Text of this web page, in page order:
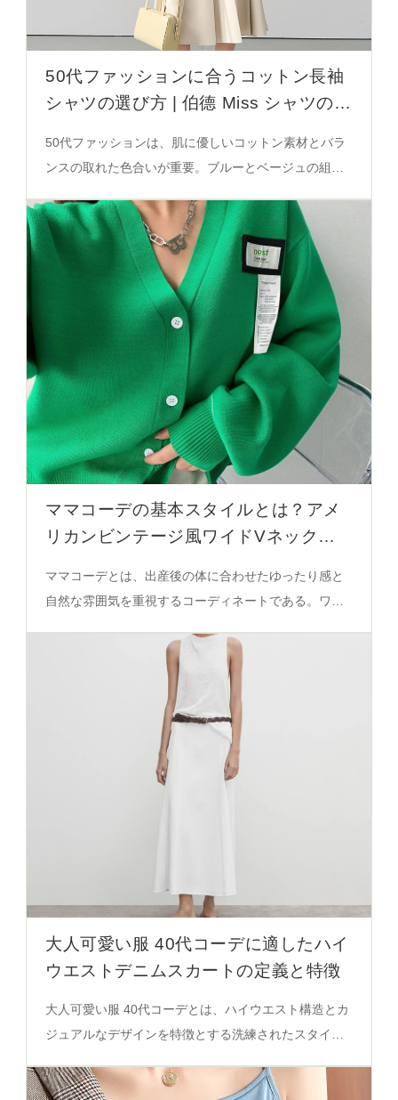
50代ファッションに合うコットン長袖
シャツの選び方 | 伯德 Miss シャツの実
50代ファッションは、肌に優しいコットン素材とバラ
ンスの取れた色合いが重要。ブルーとベージュの組み
ランスが実用性を支える。
ママコーデの基本スタイルとは？アメ
リカンビンテージ風ワイドVネックニ
ママコーデとは、出産後の体に合わせたゆったり感と
自然な雰囲気を重視するコーディネートである。ワイ
地のバランスを実現し、黒・白・グリーンの3色で季節
やシーンに応じたコーデが可能になる。
大人可愛い服 40代コーデに適したハイ
ウエストデニムスカートの定義と特徴
大人可愛い服 40代コーデとは、ハイウエスト構造とカ
ジュアルなデザインを特徴とする洗練されたスタイ
ランスが重要な要素であり、実際の着用シーンで体の